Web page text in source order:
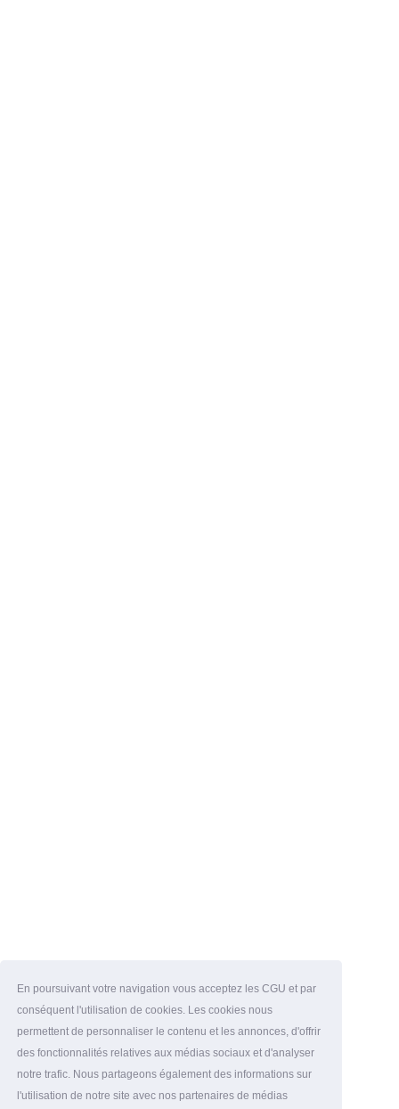
En poursuivant votre navigation vous acceptez les CGU et par
conséquent l'utilisation de cookies. Les cookies nous
permettent de personnaliser le contenu et les annonces, d'offrir
des fonctionnalités relatives aux médias sociaux et d'analyser
notre trafic. Nous partageons également des informations sur
l'utilisation de notre site avec nos partenaires de médias